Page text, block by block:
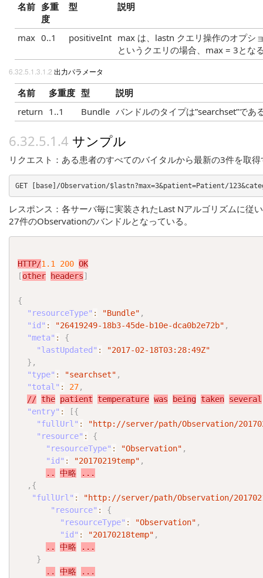
名前 多重
度
型 説明
max 0..1 positiveInt max は、lastn クエリ操作のオプシ
というクエリの場合、max = 3とな
出力パラメータ
名前 多重度 型
説明
return 1..1 Bundle バンドルのタイプは”searchset”で
サンプル
リクエスト：ある患者のすべてのバイタルから最新の3件を取
レスポンス：各サーバ毎に実装されたLast Nアルゴリズムに
27件のObservationのバンドルとなっている。
HTTP/1.1 200 OK
[other headers]
{
"resourceType" : "Bundle" ,
"id" : "26419249-18b3-45de-b10e-dca0b2e72b" ,
"meta" :
{
"lastUpdated" :
"2017-02-18T03:28:49Z"
} ,
"type" : "searchset" ,
"total" : 27,
// the patient temperature was being taken several
"entry" : [{
"fullUrl" :
"http://server/path/Observation/
"resource" :
{
"resourceType" : "Observation" ,
"id" : "20170219temp" ,
..
中略
...
, {
"fullUrl" :
"http://server/path/Observation/
"resource" :
{
"resourceType" : "Observation" ,
"id" : "20170218temp" ,
..
中略
...
}
..
中略
...